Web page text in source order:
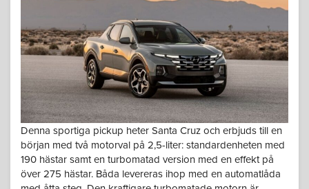
Denna sportiga pickup heter Santa Cruz och erbjuds till en
början med två motorval på 2,5-liter: standardenheten med
190 hästar samt en turbomatad version med en effekt på
över 275 hästar. Båda levereras ihop med en automatlåda